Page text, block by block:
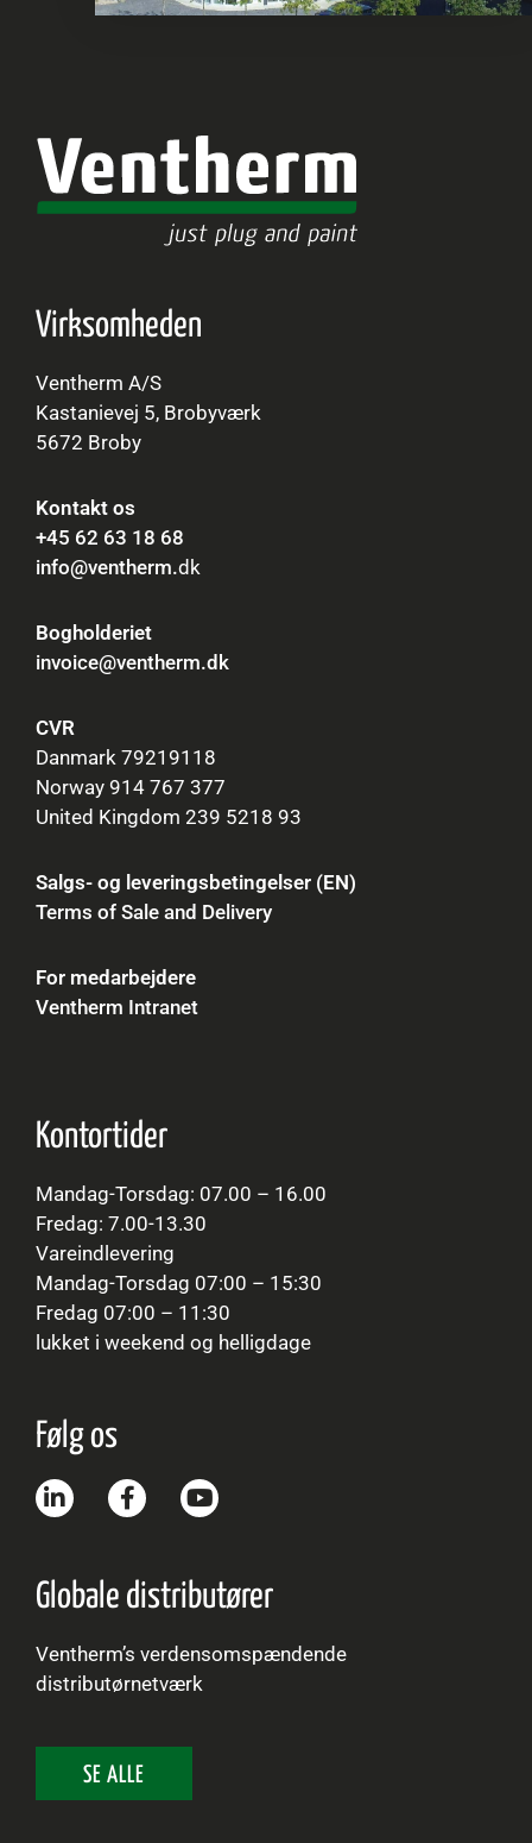
Virksomheden
Ventherm A/S
Kastanievej 5, Brobyværk
5672 Broby
Kontakt os
+45 62 63 18 68
info@ventherm.dk
Bogholderiet
invoice@ventherm.dk
CVR
Danmark 79219118
Norway 914 767 377
United Kingdom 239 5218 93
Salgs- og leveringsbetingelser (EN)
Terms of Sale and Delivery
For medarbejdere
Ventherm Intranet
Kontortider
Mandag-Torsdag: 07.00 – 16.00
Fredag: 7.00-13.30
Vareindlevering
Mandag-Torsdag 07:00 – 15:30
Fredag 07:00 – 11:30
lukket i weekend og helligdage
Følg os
Globale distributører
Ventherm’s verdensomspændende
distributørnetværk
SE ALLE